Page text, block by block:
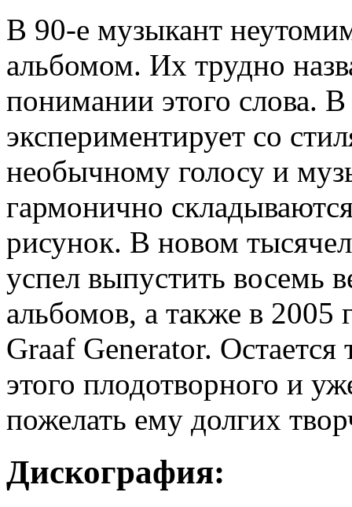
В 90-е музыкант
альбомом. Их трудно
понимании этого слова.
экспериментирует со
необычному голосу и
гармонично
рисунок. В новом
успел выпустить восемь
альбомов, а также в 2005
Graaf Generator. Остается
этого плодотворного и
пожелать ему долгих
Дискография: